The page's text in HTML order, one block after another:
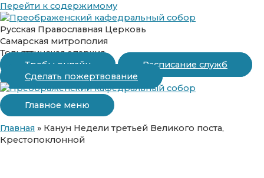
Перейти к содержимому
Русская Православная Церковь
Самарская митрополия
Тольяттинская епархия
Требы онлайн
Расписание служб
Сделать пожертвование
Главное меню
Главная » Канун Недели третьей Великого поста,
Крестопоклонной